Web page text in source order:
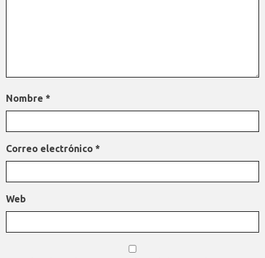
Nombre *
Correo electrónico *
Web